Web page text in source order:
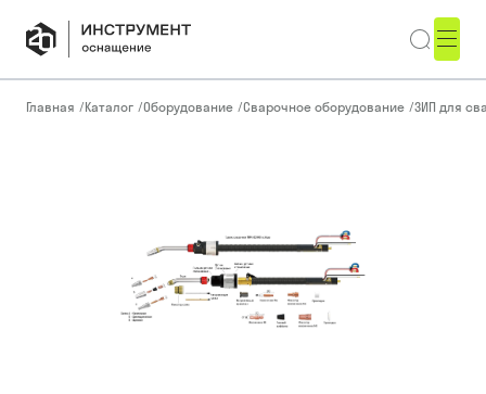
Главная /Каталог /Оборудование /Сварочное оборудование /ЗИП для